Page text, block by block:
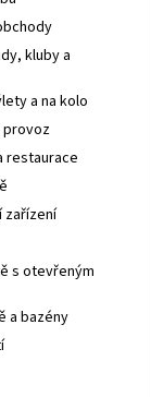
kluby a
a na kolo
provoz
restaurace
zařízení
s otevřeným
a bazény